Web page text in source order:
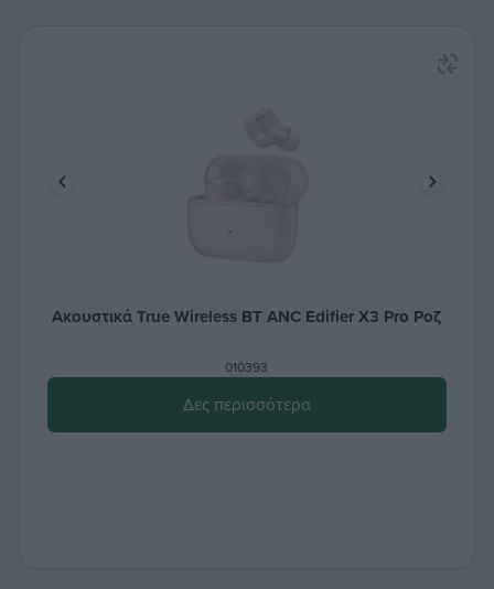
Ακουστικά True Wireless BT ANC Edifier X3 Pro Ροζ
010393
Δες περισσότερα